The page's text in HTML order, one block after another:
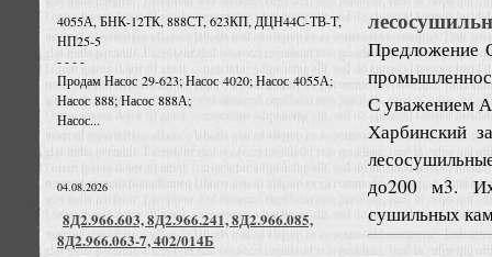
4055А, БНК-12ТК, 888СТ, 623КП, ДЦН44С-ТВ-Т,
НП25-5
- - - -
Продам Насос 29-623; Насос 4020; Насос 4055А;
Насос 888; Насос 888А;
Насос...
04.08.2026
8Д2.966.603, 8Д2.966.241, 8Д2.966.085,
8Д2.966.063-7, 402/014Б
Предложение
С уважением
Харбинский
до200 м3. Их
сушильных